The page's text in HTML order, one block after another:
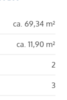
ca. 69,34 m²
ca. 11,90 m²
2
3